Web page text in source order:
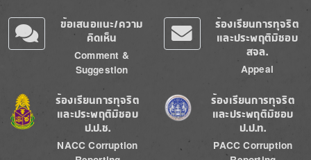
ข้อเสนอแนะ/ความ
คิดเห็น
Comment &
Suggestion
ร้องเรียนการทุจริต
และประพฤติมิชอบ
สจล.
Appeal
Image
ร้องเรียนการทุจริต
และประพฤติมิชอบ
ป.ป.ช.
NACC Corruption
Image
ร้องเรียนการทุจริต
และประพฤติมิชอบ
ป.ป.ท.
PACC Corruption